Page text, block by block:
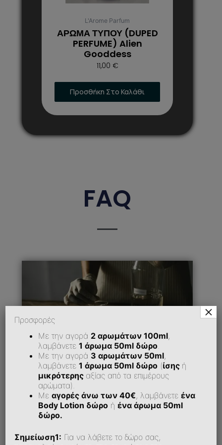
L'Arome Parfum
ΑΡΩΜΑ ΤΥΠΟΥ (DUPED
PERFUME) Alien
Gooddess
11,00 €
Προσθήκη Στο Καλάθι
επιλεγούν
στη
σελίδα
του
προϊόντος
FAQ
Πώς Μπορώ Να Εξοφλήσω Την Παραγγελία
Μου;
Προσφορές
Με την αγορά 2 αρωμάτων 100ml,
λαμβάνετε1 άρωμα 50ml δώρο
Με την αγορά 3 αρωμάτων 50ml,
λαμβάνετε1 άρωμα 50ml δώρο (ίσης ή
μικρότερης αξίας από τα επιμέρους
αρώματα).
Μεαγορές άνω των 40€, λαμβάνετεένα
Body Lotion δώρο ήένα άρωμα 50ml
δώρο.
Σημείωση1: Για να λάβετε το δώρο σας,
×